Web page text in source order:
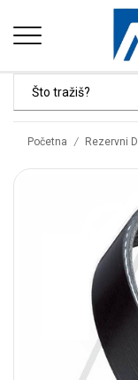
Početna / Rezervni